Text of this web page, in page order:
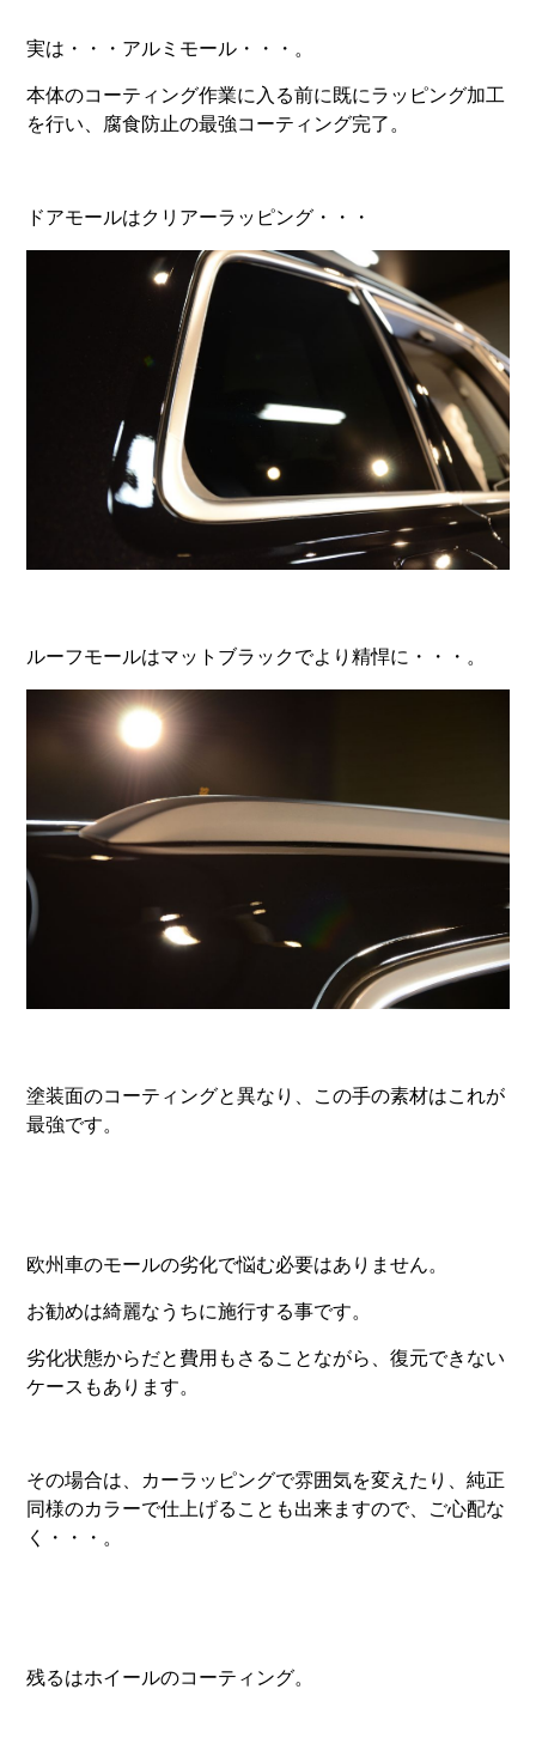
実は・・・アルミモール・・・。
本体のコーティング作業に入る前に既にラッピング加工
を行い、腐食防止の最強コーティング完了。
ドアモールはクリアーラッピング・・・
ルーフモールはマットブラックでより精悍に・・・。
塗装面のコーティングと異なり、この手の素材はこれが
最強です。
欧州車のモールの劣化で悩む必要はありません。
お勧めは綺麗なうちに施行する事です。
劣化状態からだと費用もさることながら、復元できない
ケースもあります。
その場合は、カーラッピングで雰囲気を変えたり、純正
同様のカラーで仕上げることも出来ますので、ご心配な
く・・・。
残るはホイールのコーティング。